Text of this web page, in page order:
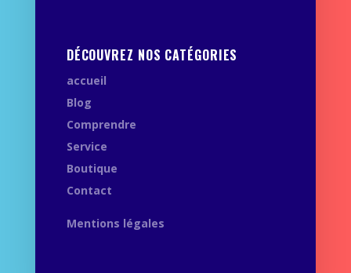
DÉCOUVREZ NOS CATÉGORIES
accueil
Blog
Comprendre
Service
Boutique
Contact
Mentions légales